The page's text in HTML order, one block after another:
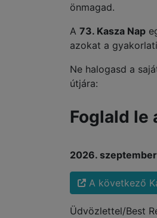
önmagad.
A 73. Kasza Nap
azokat a
Ne halogasd a
útjára:
Foglald le
2026.
A következő
Üdvözlettel/Best